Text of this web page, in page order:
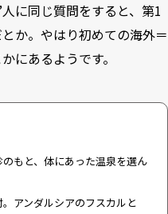
に同じ質問をすると、第1
か。やはり初めての海外＝
にあるようです。
のもと、体にあった温泉を選ん
アンダルシアのフスカルと